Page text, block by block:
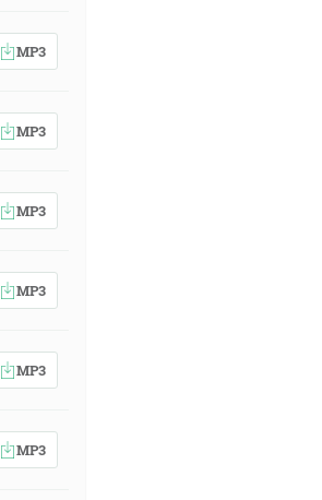
MP3
MP3
MP3
MP3
MP3
MP3